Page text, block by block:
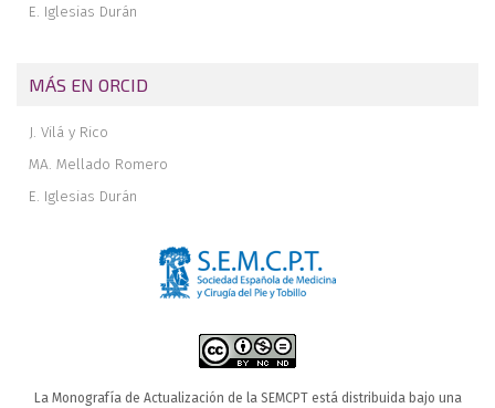
E. Iglesias Durán
MÁS EN ORCID
J. Vilá y Rico
MA. Mellado Romero
E. Iglesias Durán
La Monografía de Actualización de la SEMCPT está distribuida bajo una